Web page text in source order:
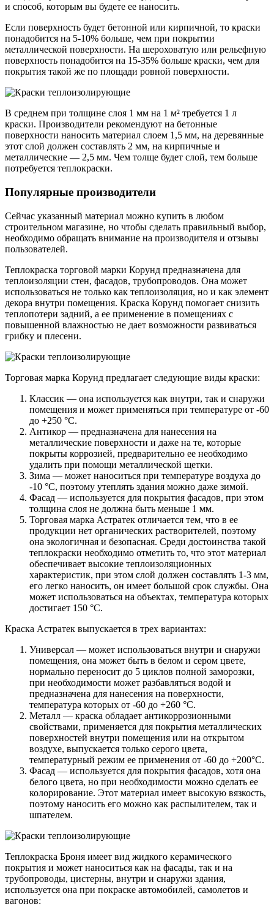
и способ, которым вы будете ее наносить.
Если поверхность будет бетонной или кирпичной, то краски
понадобится на 5-10% больше, чем при покрытии
металлической поверхности. На шероховатую или рельефную
поверхность понадобится на 15-35% больше краски, чем для
покрытия такой же по площади ровной поверхности.
В среднем при толщине слоя 1 мм на 1 м² требуется 1 л
краски. Производители рекомендуют на бетонные
поверхности наносить материал слоем 1,5 мм, на деревянные
этот слой должен составлять 2 мм, на кирпичные и
металлические — 2,5 мм. Чем толще будет слой, тем больше
потребуется теплокраски.
Популярные производители
Сейчас указанный материал можно купить в любом
строительном магазине, но чтобы сделать правильный выбор,
необходимо обращать внимание на производителя и отзывы
пользователей.
Теплокраска торговой марки Корунд предназначена для
теплоизоляции стен, фасадов, трубопроводов. Она может
использоваться не только как теплоизоляция, но и как элемент
декора внутри помещения. Краска Корунд помогает снизить
теплопотери задний, а ее применение в помещениях с
повышенной влажностью не дает возможности развиваться
грибку и плесени.
Торговая марка Корунд предлагает следующие виды краски:
Классик — она используется как внутри, так и снаружи
помещения и может применяться при температуре от -60
до +250 °C.
Антикор — предназначена для нанесения на
металлические поверхности и даже на те, которые
покрыты коррозией, предварительно ее необходимо
удалить при помощи металлической щетки.
Зима — может наноситься при температуре воздуха до
-10 °C, поэтому утеплять здания можно даже зимой.
Фасад — используется для покрытия фасадов, при этом
толщина слоя не должна быть меньше 1 мм.
Торговая марка Астратек отличается тем, что в ее
продукции нет органических растворителей, поэтому
она экологичная и безопасная. Среди достоинства такой
теплокраски необходимо отметить то, что этот материал
обеспечивает высокие теплоизоляционных
характеристик, при этом слой должен составлять 1-3 мм,
его легко наносить, он имеет большой срок службы. Она
может использоваться на объектах, температура которых
достигает 150 °C.
Краска Астратек выпускается в трех вариантах:
Универсал — может использоваться внутри и снаружи
помещения, она может быть в белом и сером цвете,
нормально переносит до 5 циклов полной заморозки,
при необходимости может разбавляться водой и
предназначена для нанесения на поверхности,
температура которых от -60 до +260 °C.
Металл — краска обладает антикоррозионными
свойствами, применяется для покрытия металлических
поверхностей внутри помещения или на открытом
воздухе, выпускается только серого цвета,
температурный режим ее применения от -60 до +200°C.
Фасад — используется для покрытия фасадов, хотя она
белого цвета, но при необходимости можно сделать ее
колорирование. Этот материал имеет высокую вязкость,
поэтому наносить его можно как распылителем, так и
шпателем.
Теплокраска Броня имеет вид жидкого керамического
покрытия и может наноситься как на фасады, так и на
трубопроводы, цистерны, внутри и снаружи здания,
используется она при покраске автомобилей, самолетов и
вагонов: